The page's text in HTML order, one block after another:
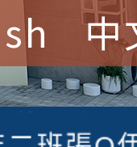
中
桃園市中
榮獲社
O蜜、
科展 國
班張O